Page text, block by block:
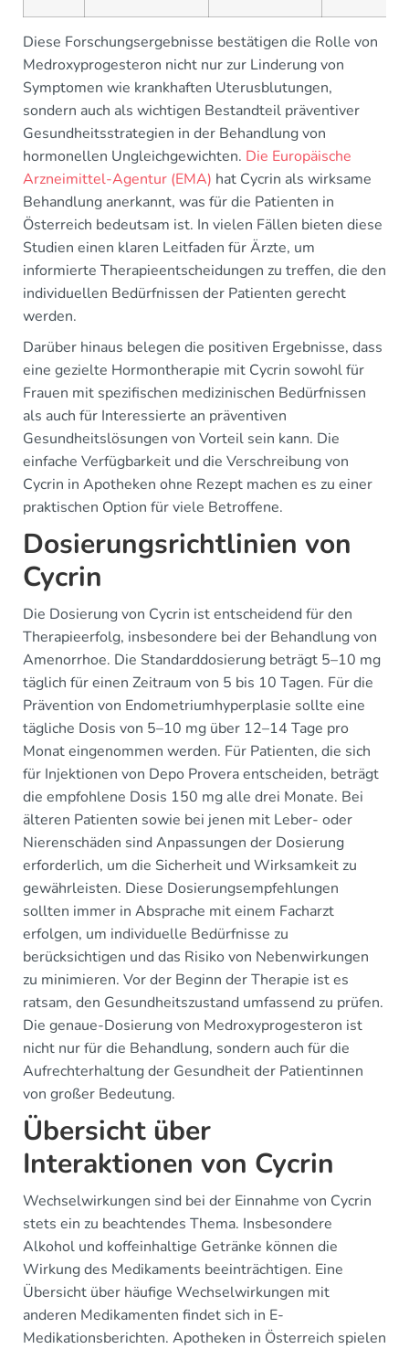
Diese Forschungsergebnisse bestätigen die Rolle von
Medroxyprogesteron nicht nur zur Linderung von
Symptomen wie krankhaften Uterusblutungen,
sondern auch als wichtigen Bestandteil präventiver
Gesundheitsstrategien in der Behandlung von
hormonellen Ungleichgewichten. Die Europäische
Arzneimittel-Agentur (EMA) hat Cycrin als wirksame
Behandlung anerkannt, was für die Patienten in
Österreich bedeutsam ist. In vielen Fällen bieten diese
Studien einen klaren Leitfaden für Ärzte, um
informierte Therapieentscheidungen zu treffen, die den
individuellen Bedürfnissen der Patienten gerecht
werden.
Darüber hinaus belegen die positiven Ergebnisse, dass
eine gezielte Hormontherapie mit Cycrin sowohl für
Frauen mit spezifischen medizinischen Bedürfnissen
als auch für Interessierte an präventiven
Gesundheitslösungen von Vorteil sein kann. Die
einfache Verfügbarkeit und die Verschreibung von
Cycrin in Apotheken ohne Rezept machen es zu einer
praktischen Option für viele Betroffene.
Dosierungsrichtlinien von
Cycrin
Die Dosierung von Cycrin ist entscheidend für den
Therapieerfolg, insbesondere bei der Behandlung von
Amenorrhoe. Die Standarddosierung beträgt 5–10 mg
täglich für einen Zeitraum von 5 bis 10 Tagen. Für die
Prävention von Endometriumhyperplasie sollte eine
tägliche Dosis von 5–10 mg über 12–14 Tage pro
Monat eingenommen werden. Für Patienten, die sich
für Injektionen von Depo Provera entscheiden, beträgt
die empfohlene Dosis 150 mg alle drei Monate. Bei
älteren Patienten sowie bei jenen mit Leber- oder
Nierenschäden sind Anpassungen der Dosierung
erforderlich, um die Sicherheit und Wirksamkeit zu
gewährleisten. Diese Dosierungsempfehlungen
sollten immer in Absprache mit einem Facharzt
erfolgen, um individuelle Bedürfnisse zu
berücksichtigen und das Risiko von Nebenwirkungen
zu minimieren. Vor der Beginn der Therapie ist es
ratsam, den Gesundheitszustand umfassend zu prüfen.
Die genaue-Dosierung von Medroxyprogesteron ist
nicht nur für die Behandlung, sondern auch für die
Aufrechterhaltung der Gesundheit der Patientinnen
von großer Bedeutung.
Übersicht über
Interaktionen von Cycrin
Wechselwirkungen sind bei der Einnahme von Cycrin
stets ein zu beachtendes Thema. Insbesondere
Alkohol und koffeinhaltige Getränke können die
Wirkung des Medikaments beeinträchtigen. Eine
Übersicht über häufige Wechselwirkungen mit
anderen Medikamenten findet sich in E-
Medikationsberichten. Apotheken in Österreich spielen